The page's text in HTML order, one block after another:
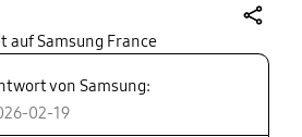
auf Samsung France
von Samsung:
02-19